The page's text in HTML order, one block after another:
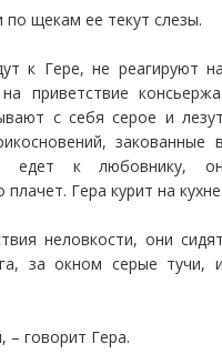
щекам ее текут слезы.
к Гере, не реагируют
приветствие
с себя серое и
закованные
едет к любовнику,
Гера курит на
неловкости, они
за окном серые тучи,
– говорит Гера.